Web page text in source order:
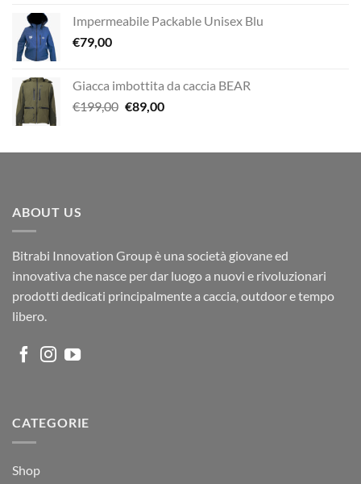
originaleattuale
Impermeabile Packable Unisex Blu
€79,00
Giacca imbottita da caccia BEAR
€199,00 Il
era:
€89,00Il
è:
ABOUT US
Bitrabi Innovation Group è una società giovane ed
innovativa che nasce per dar luogo a nuovi e rivoluzionari
prodotti dedicati principalmente a caccia, outdoor e tempo
libero.
CATEGORIE
Shop